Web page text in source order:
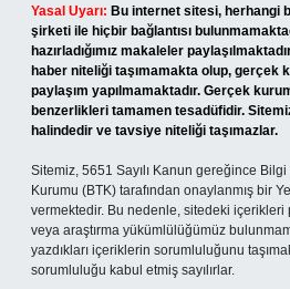
Yasal Uyarı: Bu internet sitesi, herhangi
şirketi ile hiçbir bağlantısı
hazırladığımız makaleler
haber niteliği taşımamakta olup, gerçek
paylaşım yapılmamaktadır. Gerçek
benzerlikleri tamamen tesadüfidir.
halindedir ve tavsiye niteliği taşımazlar.
Sitemiz, 5651 Sayılı Kanun gereğince
Kurumu (BTK) tarafından onaylanmış bir
vermektedir. Bu nedenle, sitedeki içerikleri
veya araştırma yükümlülüğümüz
yazdıkları içeriklerin sorumluluğunu
sorumluluğu kabul etmiş sayılırlar.